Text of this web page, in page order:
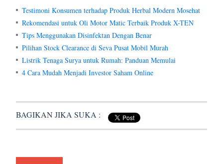
Testimoni Konsumen terhadap Produk Herbal Modern Mosehat
Rekomendasi untuk Oli Motor Matic Terbaik Produk X-TEN
Tips Menggunakan Disinfektan Dengan Benar
Pilihan Stock Clearance di Seva Pusat Mobil Murah
Listrik Tenaga Surya untuk Rumah: Panduan Memulai
4 Cara Mudah Menjadi Investor Saham Online
BAGIKAN JIKA SUKA :